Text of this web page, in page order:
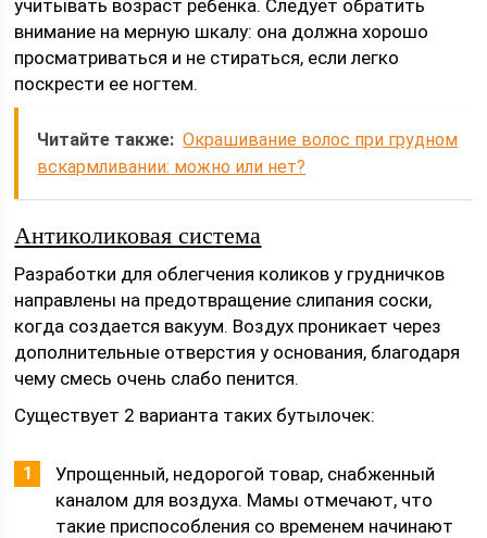
учитывать возраст ребенка. Следует обратить
внимание на мерную шкалу: она должна хорошо
просматриваться и не стираться, если легко
поскрести ее ногтем.
Читайте также: Окрашивание волос при грудном
вскармливании: можно или нет?
Антиколиковая система
Разработки для облегчения коликов у грудничков
направлены на предотвращение слипания соски,
когда создается вакуум. Воздух проникает через
дополнительные отверстия у основания, благодаря
чему смесь очень слабо пенится.
Существует 2 варианта таких бутылочек:
Упрощенный, недорогой товар, снабженный
каналом для воздуха. Мамы отмечают, что
такие приспособления со временем начинают